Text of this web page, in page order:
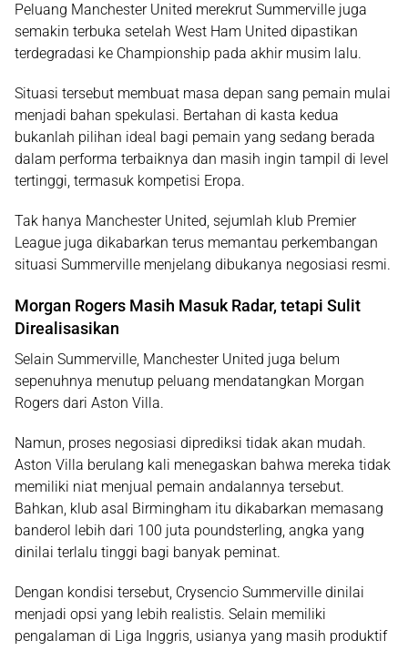
Peluang Manchester United merekrut Summerville juga
semakin terbuka setelah West Ham United dipastikan
terdegradasi ke Championship pada akhir musim lalu.
Situasi tersebut membuat masa depan sang pemain mulai
menjadi bahan spekulasi. Bertahan di kasta kedua
bukanlah pilihan ideal bagi pemain yang sedang berada
dalam performa terbaiknya dan masih ingin tampil di level
tertinggi, termasuk kompetisi Eropa.
Tak hanya Manchester United, sejumlah klub Premier
League juga dikabarkan terus memantau perkembangan
situasi Summerville menjelang dibukanya negosiasi resmi.
Morgan Rogers Masih Masuk Radar, tetapi Sulit
Direalisasikan
Selain Summerville, Manchester United juga belum
sepenuhnya menutup peluang mendatangkan Morgan
Rogers dari Aston Villa.
Namun, proses negosiasi diprediksi tidak akan mudah.
Aston Villa berulang kali menegaskan bahwa mereka tidak
memiliki niat menjual pemain andalannya tersebut.
Bahkan, klub asal Birmingham itu dikabarkan memasang
banderol lebih dari 100 juta poundsterling, angka yang
dinilai terlalu tinggi bagi banyak peminat.
Dengan kondisi tersebut, Crysencio Summerville dinilai
menjadi opsi yang lebih realistis. Selain memiliki
pengalaman di Liga Inggris, usianya yang masih produktif